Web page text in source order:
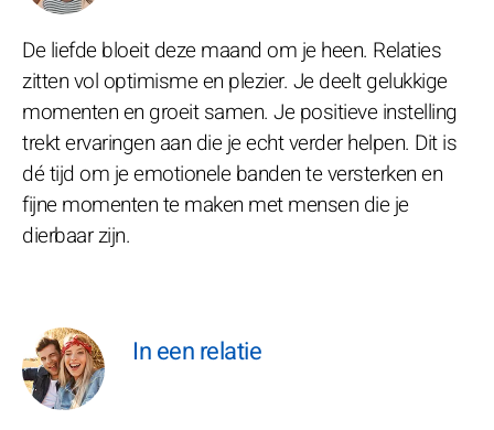
De liefde bloeit deze maand om je heen. Relaties
zitten vol optimisme en plezier. Je deelt gelukkige
momenten en groeit samen. Je positieve instelling
trekt ervaringen aan die je echt verder helpen. Dit is
dé tijd om je emotionele banden te versterken en
fijne momenten te maken met mensen die je
dierbaar zijn.
In een relatie